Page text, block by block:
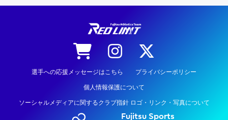
選手への応援メッセージはこちら プライバシーポリシー
個人情報保護について
ソーシャルメディアに関するクラブ指針 ロゴ・リンク・写真について
Fujitsu Sports